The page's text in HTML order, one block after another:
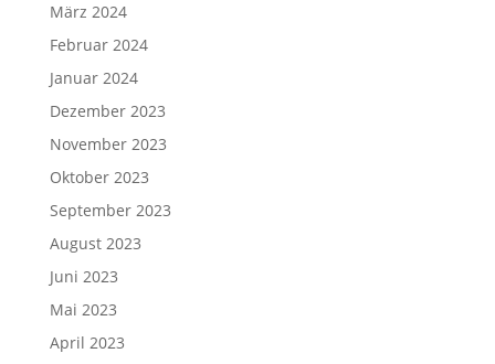
März 2024
Februar 2024
Januar 2024
Dezember 2023
November 2023
Oktober 2023
September 2023
August 2023
Juni 2023
Mai 2023
April 2023